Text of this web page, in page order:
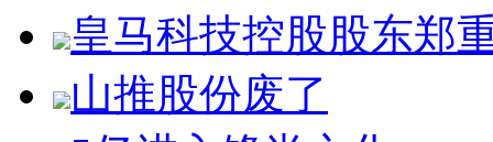
皇马科技控股股东郑
山推股份废了